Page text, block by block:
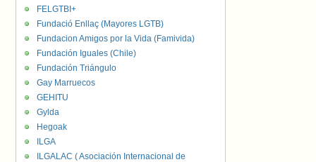
FELGTBI+
Fundació Enllaç (Mayores LGTB)
Fundacion Amigos por la Vida (Famivida)
Fundación Iguales (Chile)
Fundación Triángulo
Gay Marruecos
GEHITU
Gylda
Hegoak
ILGA
ILGALAC ( Asociación Internacional de